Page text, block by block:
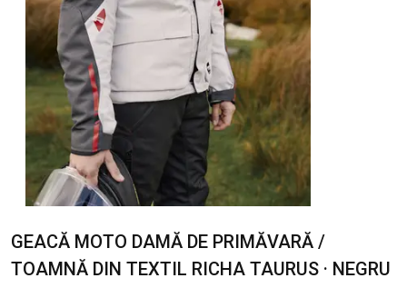
GEACĂ MOTO DAMĂ DE PRIMĂVARĂ /
TOAMNĂ DIN TEXTIL RICHA TAURUS · NEGRU